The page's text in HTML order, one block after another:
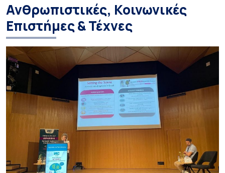
Ανθρωπιστικές, Κοινωνικές
Επιστήμες & Τέχνες